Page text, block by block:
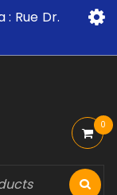
Rue Dr.
0